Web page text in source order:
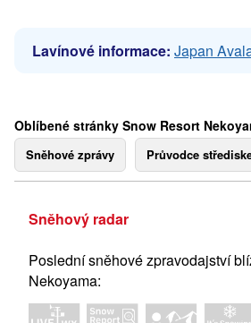
Lavínové informace: Japan
Oblíbené stránky Snow Resort
Sněhové zprávy Průvodce
Sněhový radar
Poslední sněhové zpravodajství
Nekoyama: